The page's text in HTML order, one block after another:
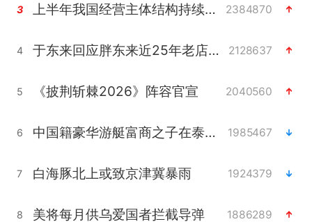
3 上半年我国经营主体结构持续优化 2384870
4 于东来回应胖东来近25年老店年底关闭 2128637
5 《披荆斩棘2026》阵容官宣 2040560
6 中国籍豪华游艇富商之子在泰国被杀 1985467
7 白海豚北上或致京津冀暴雨 1924379
8 美将每月供乌爱国者拦截导弹 1886289